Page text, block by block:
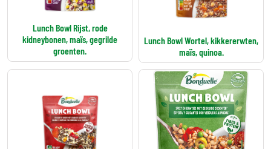
Lunch Bowl Rijst, rode
kidneybonen, maïs, gegrilde
groenten.
Lunch Bowl Wortel, kikkererwten,
maïs, quinoa.